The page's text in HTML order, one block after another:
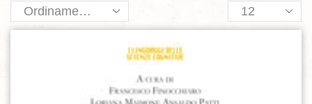
Products
per
Aggiungi alla lista dei desideri